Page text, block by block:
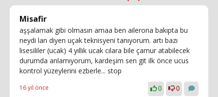
Misafir
aşşalamak gibi olmasın amaa ben ailerona bakıpta bu
neydi lan diyen uçak teknisyeni tanıyorum. artı bazı
lisesililer (ucak) 4 yıllık ucak cılara bile çamur atabilecek
durumda anlamıyorum, kardeşim sen git ilk önce ucus
kontrol yüzeylerini ezberle... stop
16 yıl önce 0 0